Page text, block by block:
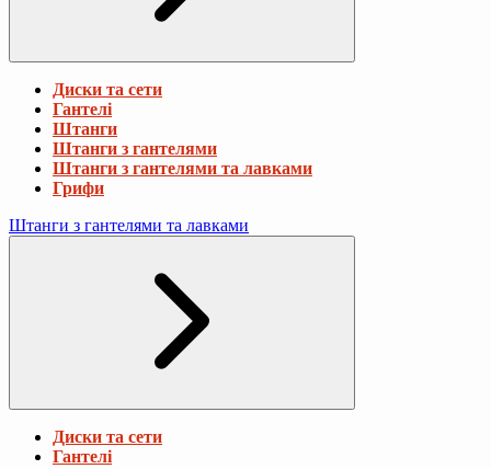
Диски та сети
Гантелі
Штанги
Штанги з гантелями
Штанги з гантелями та лавками
Грифи
Штанги з гантелями та лавками
Диски та сети
Гантелі